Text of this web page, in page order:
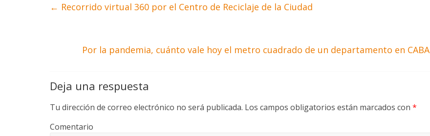
← Recorrido virtual 360 por el Centro de Reciclaje de la Ciudad
Por la pandemia, cuánto vale hoy el metro cuadrado de un departamento en CABA
Deja una respuesta
Tu dirección de correo electrónico no será publicada. Los campos obligatorios están marcados con *
Comentario